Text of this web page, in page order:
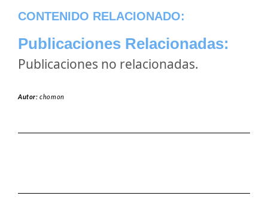
CONTENIDO RELACIONADO:
Publicaciones Relacionadas:
Publicaciones no relacionadas.
Autor:chomon